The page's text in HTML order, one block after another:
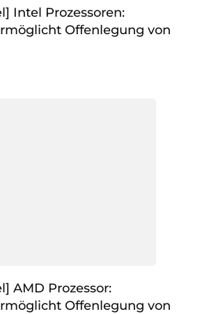
Intel Prozessoren:
Offenlegung von
AMD Prozessor:
Offenlegung von